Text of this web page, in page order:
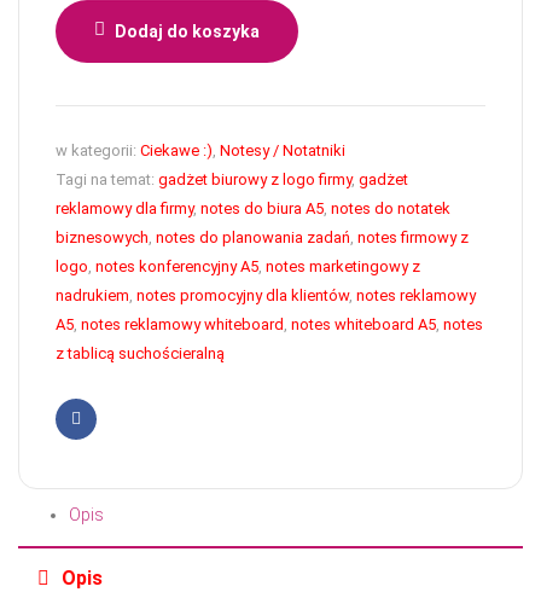
Dodaj do koszyka
w kategorii: Ciekawe :), Notesy / Notatniki
Tagi na temat: gadżet biurowy z logo firmy, gadżet
reklamowy dla firmy, notes do biura A5, notes do notatek
biznesowych, notes do planowania zadań, notes firmowy z
logo, notes konferencyjny A5, notes marketingowy z
nadrukiem, notes promocyjny dla klientów, notes reklamowy
A5, notes reklamowy whiteboard , notes whiteboard A5, notes
z tablicą suchościeralną
Facebook
Opis
Opis